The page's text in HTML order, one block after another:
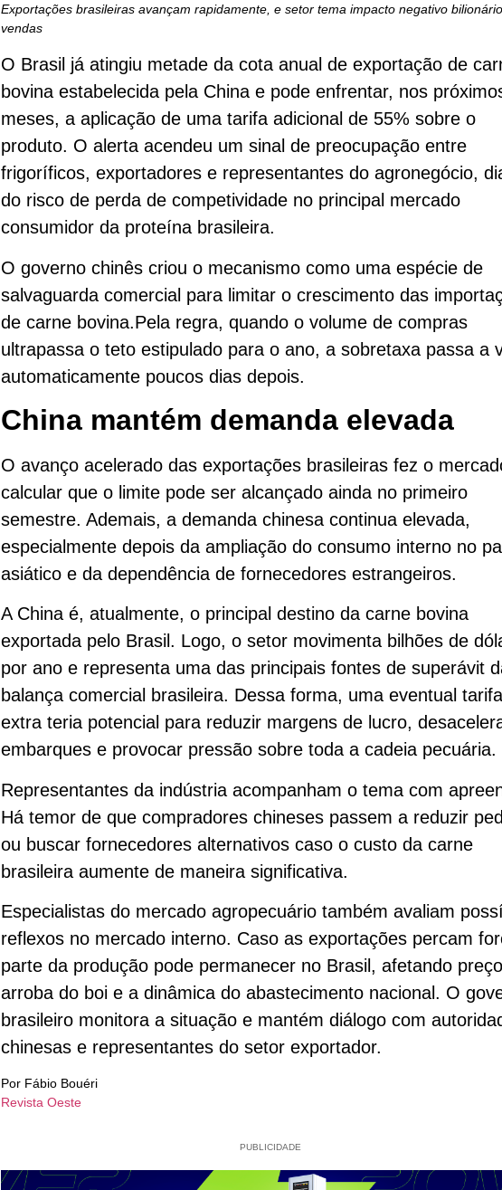
Exportações brasileiras avançam rapidamente, e setor tema impacto negativo
vendas
O Brasil já atingiu metade da cota anual de exportação de
bovina estabelecida pela China e pode enfrentar, nos
meses, a aplicação de uma tarifa adicional de 55% sobre o
produto. O alerta acendeu um sinal de preocupação entre
frigoríficos, exportadores e representantes do agronegócio,
do risco de perda de competividade no principal mercado
consumidor da proteína brasileira.
O governo chinês criou o mecanismo como uma espécie de
salvaguarda comercial para limitar o crescimento das
de carne bovina.Pela regra, quando o volume de compras
ultrapassa o teto estipulado para o ano, a sobretaxa passa a
automaticamente poucos dias depois.
China mantém demanda elevada
O avanço acelerado das exportações brasileiras fez o
calcular que o limite pode ser alcançado ainda no primeiro
semestre. Ademais, a demanda chinesa continua elevada,
especialmente depois da ampliação do consumo interno no
asiático e da dependência de fornecedores estrangeiros.
A China é, atualmente, o principal destino da carne bovina
exportada pelo Brasil. Logo, o setor movimenta bilhões de
por ano e representa uma das principais fontes de superávit
balança comercial brasileira. Dessa forma, uma eventual
extra teria potencial para reduzir margens de lucro,
embarques e provocar pressão sobre toda a cadeia pecuária.
Representantes da indústria acompanham o tema com
Há temor de que compradores chineses passem a reduzir
ou buscar fornecedores alternativos caso o custo da carne
brasileira aumente de maneira significativa.
Especialistas do mercado agropecuário também avaliam
reflexos no mercado interno. Caso as exportações percam
parte da produção pode permanecer no Brasil, afetando
arroba do boi e a dinâmica do abastecimento nacional. O
brasileiro monitora a situação e mantém diálogo com
chinesas e representantes do setor exportador.
Por Fábio Bouéri
Revista Oeste
PUBLICIDADE